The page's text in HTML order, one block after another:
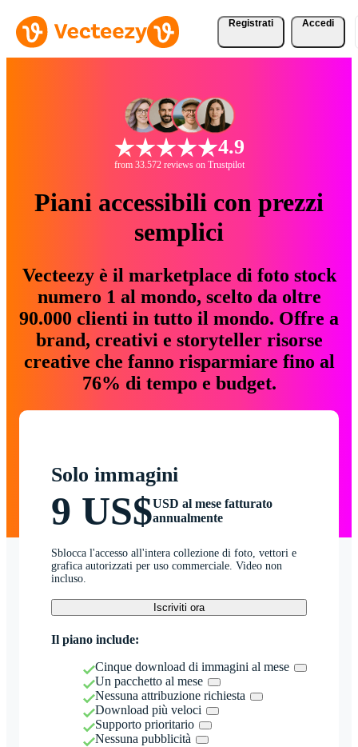
Registrati Accedi
4.9
from 33.572 reviews on Trustpilot
Piani accessibili con prezzi
semplici
Vecteezy è il marketplace di foto stock
numero 1 al mondo, scelto da oltre
90.000 clienti in tutto il mondo. Offre a
brand, creativi e storyteller risorse
creative che fanno risparmiare fino al
76% di tempo e budget.
Solo immagini
9 US$USD al mese fatturato
annualmente
Sblocca l'accesso all'intera collezione di foto, vettori e
grafica autorizzati per uso commerciale. Video non
incluso.
Iscriviti ora
Il piano include:
Cinque download di immagini al mese
Un pacchetto al mese
Nessuna attribuzione richiesta
Download più veloci
Supporto prioritario
Nessuna pubblicità